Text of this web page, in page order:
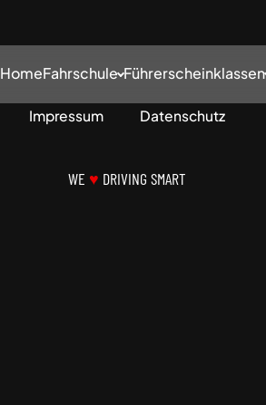
HomeFahrschule Führerscheinklassen
Impressum Datenschutz
WE ♥ DRIVING SMART